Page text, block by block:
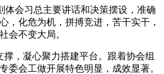
会习总主要讲话和决策摆设，准确
，化危为机，拼搏竞进，苦干实干，
会不变大局。
，凝心聚力搭建平台。跟着协会组
委会工做开展特色明显，成效显著。